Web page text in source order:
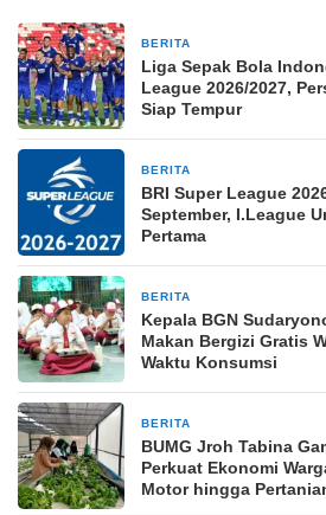
BERITA
Liga Sepak Bola
League 2026/2027,
Siap Tempur
BERITA
BRI Super League
September, I.League
Pertama
BERITA
Kepala BGN
Makan Bergizi Gratis
Waktu Konsumsi
BERITA
BUMG Jroh Tabina
Perkuat Ekonomi
Motor hingga